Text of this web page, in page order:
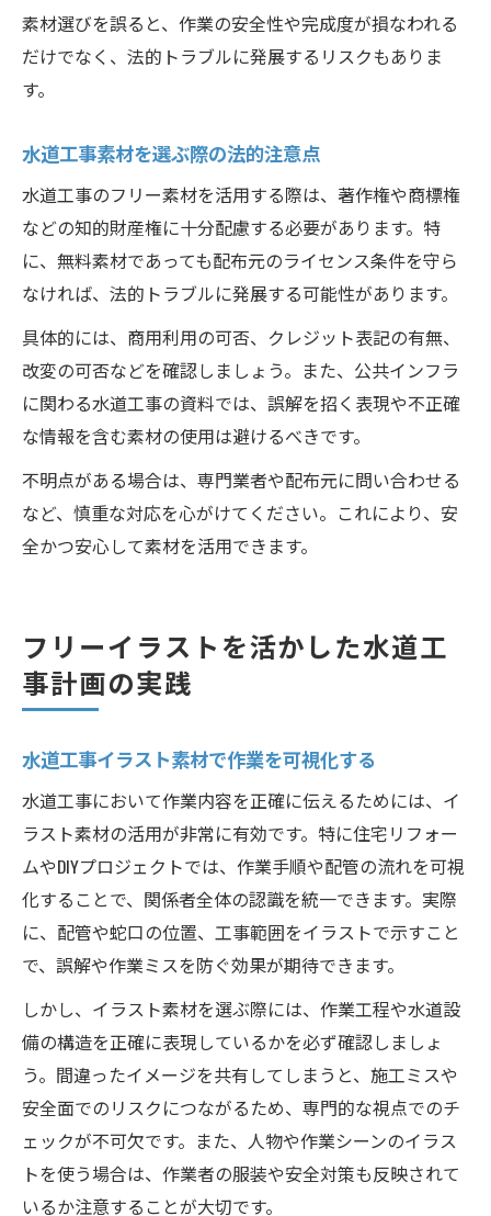
素材選びを誤ると、作業の安全性や完成度が損なわれる
だけでなく、法的トラブルに発展するリスクもありま
す。
水道工事素材を選ぶ際の法的注意点
水道工事のフリー素材を活用する際は、著作権や商標権
などの知的財産権に十分配慮する必要があります。特
に、無料素材であっても配布元のライセンス条件を守ら
なければ、法的トラブルに発展する可能性があります。
具体的には、商用利用の可否、クレジット表記の有無、
改変の可否などを確認しましょう。また、公共インフラ
に関わる水道工事の資料では、誤解を招く表現や不正確
な情報を含む素材の使用は避けるべきです。
不明点がある場合は、専門業者や配布元に問い合わせる
など、慎重な対応を心がけてください。これにより、安
全かつ安心して素材を活用できます。
フリーイラストを活かした水道工
事計画の実践
水道工事イラスト素材で作業を可視化する
水道工事において作業内容を正確に伝えるためには、イ
ラスト素材の活用が非常に有効です。特に住宅リフォー
ムやDIYプロジェクトでは、作業手順や配管の流れを可視
化することで、関係者全体の認識を統一できます。実際
に、配管や蛇口の位置、工事範囲をイラストで示すこと
で、誤解や作業ミスを防ぐ効果が期待できます。
しかし、イラスト素材を選ぶ際には、作業工程や水道設
備の構造を正確に表現しているかを必ず確認しましょ
う。間違ったイメージを共有してしまうと、施工ミスや
安全面でのリスクにつながるため、専門的な視点でのチ
ェックが不可欠です。また、人物や作業シーンのイラス
トを使う場合は、作業者の服装や安全対策も反映されて
いるか注意することが大切です。